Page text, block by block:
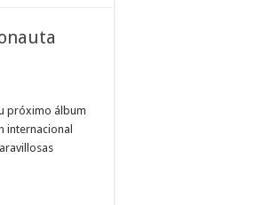
próximo álbum
internacional